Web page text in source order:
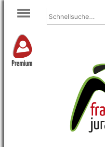
Premium